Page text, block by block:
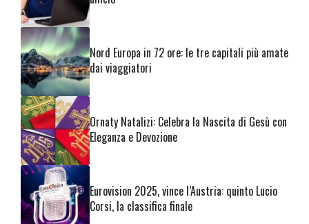
Nord Europa in 72 ore: le tre capitali più amate
dai viaggiatori
Ornaty Natalizi: Celebra la Nascita di Gesù con
Eleganza e Devozione
Eurovision 2025, vince l’Austria: quinto Lucio
Corsi, la classifica finale